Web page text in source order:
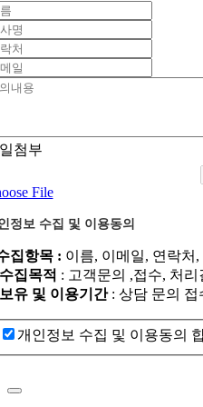
첨부
File
정보 수집 및 이용동의
집항목 : 이름, 이메일, 연락처
집목적 : 고객문의 ,접수, 처리
유 및 이용기간: 상담 문의 접
개인정보 수집 및 이용동의